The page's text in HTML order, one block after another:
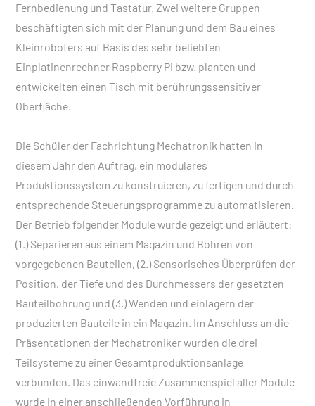
Fernbedienung und Tastatur. Zwei weitere Gruppen
beschäftigten sich mit der Planung und dem Bau eines
Kleinroboters auf Basis des sehr beliebten
Einplatinenrechner Raspberry Pi bzw. planten und
entwickelten einen Tisch mit berührungssensitiver
Oberfläche.
Die Schüler der Fachrichtung Mechatronik hatten in
diesem Jahr den Auftrag, ein modulares
Produktionssystem zu konstruieren, zu fertigen und durch
entsprechende Steuerungsprogramme zu automatisieren.
Der Betrieb folgender Module wurde gezeigt und erläutert:
(1.) Separieren aus einem Magazin und Bohren von
vorgegebenen Bauteilen, (2.) Sensorisches Überprüfen der
Position, der Tiefe und des Durchmessers der gesetzten
Bauteilbohrung und (3.) Wenden und einlagern der
produzierten Bauteile in ein Magazin. Im Anschluss an die
Präsentationen der Mechatroniker wurden die drei
Teilsysteme zu einer Gesamtproduktionsanlage
verbunden. Das einwandfreie Zusammenspiel aller Module
wurde in einer anschließenden Vorführung in